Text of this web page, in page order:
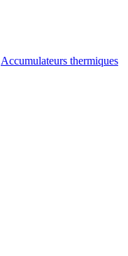
Accumulateurs thermiques